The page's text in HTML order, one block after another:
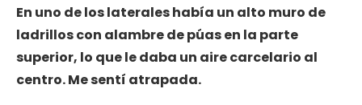
En uno de los laterales había un alto muro de
ladrillos con alambre de púas en la parte
superior, lo que le daba un aire carcelario al
centro. Me sentí atrapada.